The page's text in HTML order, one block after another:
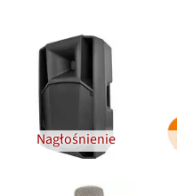
Nagłośnienie